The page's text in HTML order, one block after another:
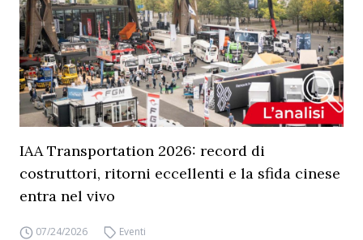
IAA Transportation 2026: record di
costruttori, ritorni eccellenti e la sfida cinese
entra nel vivo
07/24/2026 Eventi